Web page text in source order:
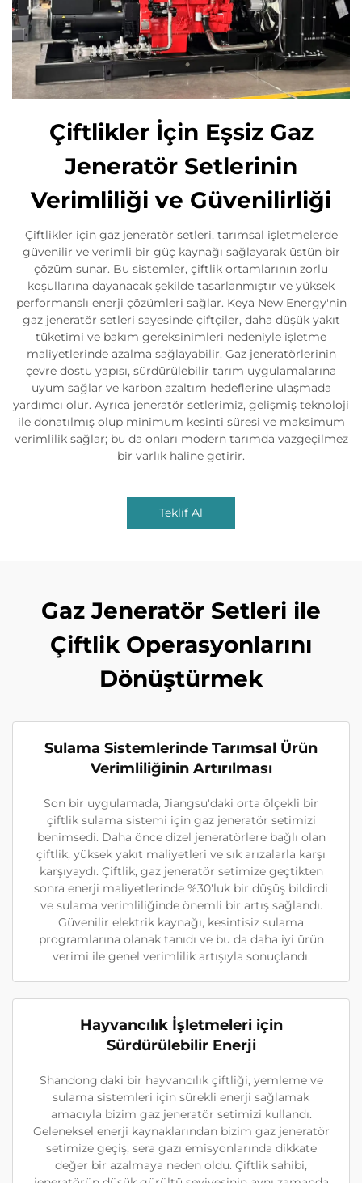
Çiftlikler İçin Eşsiz Gaz
Jeneratör Setlerinin
Verimliliği ve Güvenilirliği
Çiftlikler için gaz jeneratör setleri, tarımsal işletmelerde
güvenilir ve verimli bir güç kaynağı sağlayarak üstün bir
çözüm sunar. Bu sistemler, çiftlik ortamlarının zorlu
koşullarına dayanacak şekilde tasarlanmıştır ve yüksek
performanslı enerji çözümleri sağlar. Keya New Energy'nin
gaz jeneratör setleri sayesinde çiftçiler, daha düşük yakıt
tüketimi ve bakım gereksinimleri nedeniyle işletme
maliyetlerinde azalma sağlayabilir. Gaz jeneratörlerinin
çevre dostu yapısı, sürdürülebilir tarım uygulamalarına
uyum sağlar ve karbon azaltım hedeflerine ulaşmada
yardımcı olur. Ayrıca jeneratör setlerimiz, gelişmiş teknoloji
ile donatılmış olup minimum kesinti süresi ve maksimum
verimlilik sağlar; bu da onları modern tarımda vazgeçilmez
bir varlık haline getirir.
Teklif Al
Gaz Jeneratör Setleri ile
Çiftlik Operasyonlarını
Dönüştürmek
Sulama Sistemlerinde Tarımsal Ürün
Verimliliğinin Artırılması
Son bir uygulamada, Jiangsu'daki orta ölçekli bir
çiftlik sulama sistemi için gaz jeneratör setimizi
benimsedi. Daha önce dizel jeneratörlere bağlı olan
çiftlik, yüksek yakıt maliyetleri ve sık arızalarla karşı
karşıyaydı. Çiftlik, gaz jeneratör setimize geçtikten
sonra enerji maliyetlerinde %30'luk bir düşüş bildirdi
ve sulama verimliliğinde önemli bir artış sağlandı.
Güvenilir elektrik kaynağı, kesintisiz sulama
programlarına olanak tanıdı ve bu da daha iyi ürün
verimi ile genel verimlilik artışıyla sonuçlandı.
Hayvancılık İşletmeleri için
Sürdürülebilir Enerji
Shandong'daki bir hayvancılık çiftliği, yemleme ve
sulama sistemleri için sürekli enerji sağlamak
amacıyla bizim gaz jeneratör setimizi kullandı.
Geleneksel enerji kaynaklarından bizim gaz jeneratör
setimize geçiş, sera gazı emisyonlarında dikkate
değer bir azalmaya neden oldu. Çiftlik sahibi,